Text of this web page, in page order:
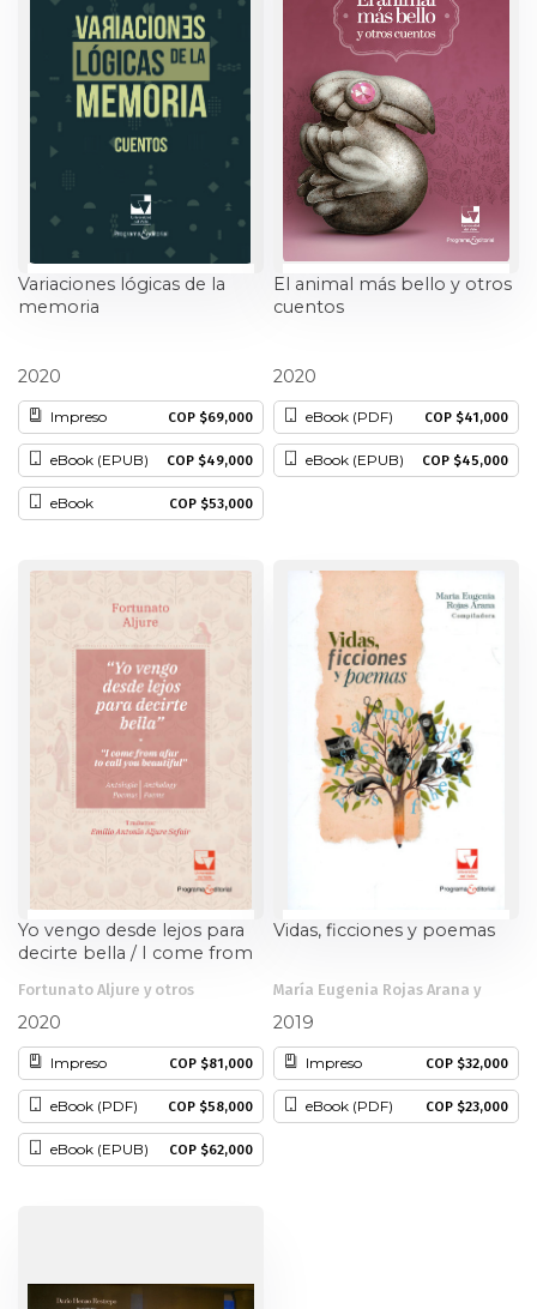
Literatura
Matemáticas
Medicina
Medioambiente
Música
Narcotráfico
Patrimonio
Periodismo
Política y gobierno
Psicología
Violencia
Variaciones lógicas de la
memoria
2020
Impreso COP $69,000
eBook (EPUB) COP $49,000
eBook COP $53,000
El animal más bello y otros
cuentos
2020
eBook (PDF) COP $41,000
eBook (EPUB) COP $45,000
Yo vengo desde lejos para
decirte bella / I come from
Fortunato Aljure y otros
2020
eBook (PDF) COP $58,000
eBook (EPUB) COP $62,000
Impreso COP $81,000
Vidas, ficciones y poemas
María Eugenia Rojas Arana y
2019
eBook (PDF) COP $23,000
Impreso COP $32,000